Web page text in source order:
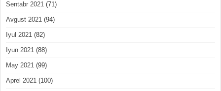
Sentabr 2021 (71)
Avgust 2021 (94)
Iyul 2021 (82)
Iyun 2021 (88)
May 2021 (99)
Aprel 2021 (100)